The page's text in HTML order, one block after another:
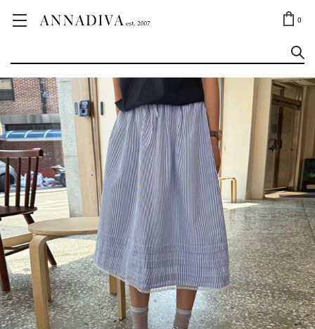
0
ANNA JEWELRY